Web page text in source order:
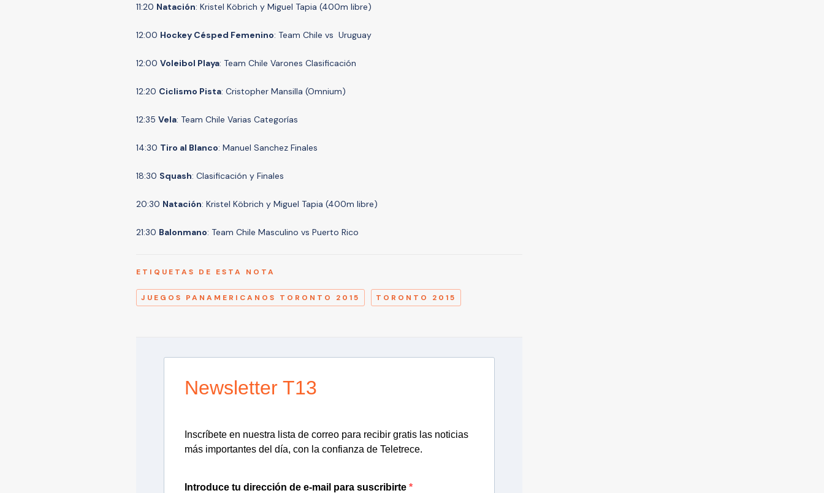
11:20 Natación: Kristel Köbrich y Miguel Tapia (400m libre)
12:00 Hockey Césped Femenino: Team Chile vs Uruguay
12:00 Voleibol Playa: Team Chile Varones Clasificación
12:20 Ciclismo Pista: Cristopher Mansilla (Omnium)
12:35 Vela: Team Chile Varias Categorías
14:30 Tiro al Blanco: Manuel Sanchez Finales
18:30 Squash: Clasificación y Finales
20:30 Natación: Kristel Köbrich y Miguel Tapia (400m libre)
21:30 Balonmano: Team Chile Masculino vs Puerto Rico
ETIQUETAS DE ESTA NOTA
JUEGOS PANAMERICANOS TORONTO 2015 TORONTO 2015
Newsletter T13
Inscríbete en nuestra lista de correo para recibir gratis las noticias
más importantes del día, con la confianza de Teletrece.
Introduce tu dirección de e-mail para suscribirte